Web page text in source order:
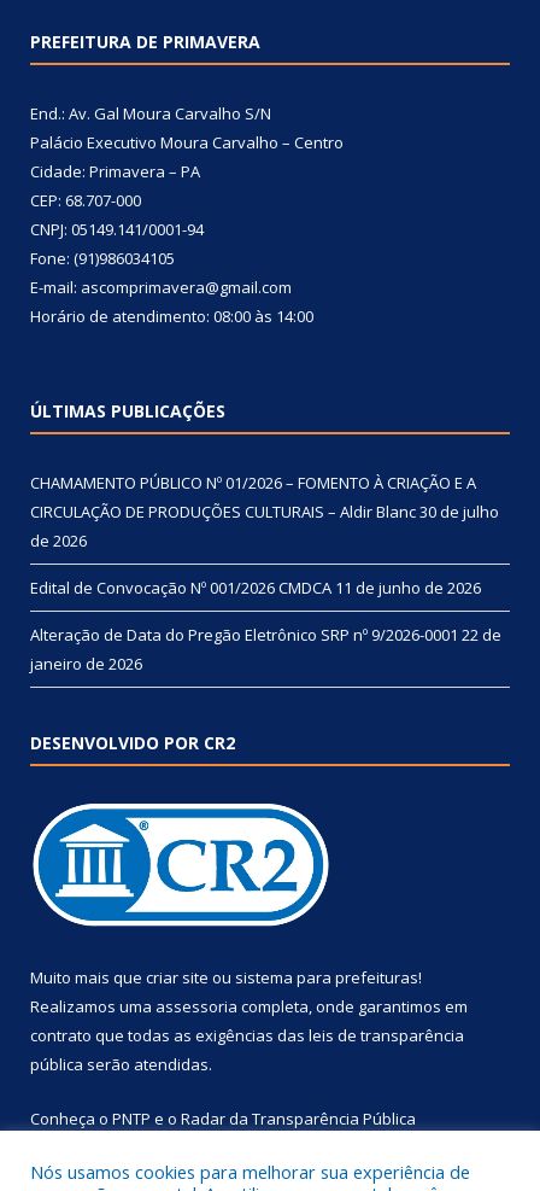
PREFEITURA DE PRIMAVERA
End.: Av. Gal Moura Carvalho S/N
Palácio Executivo Moura Carvalho – Centro
Cidade: Primavera – PA
CEP: 68.707-000
CNPJ: 05149.141/0001-94
Fone: (91)986034105
E-mail: ascomprimavera@gmail.com
Horário de atendimento: 08:00 às 14:00
ÚLTIMAS PUBLICAÇÕES
CHAMAMENTO PÚBLICO Nº 01/2026 – FOMENTO À CRIAÇÃO E A
CIRCULAÇÃO DE PRODUÇÕES CULTURAIS – Aldir Blanc30 de julho
de 2026
Edital de Convocação Nº 001/2026 CMDCA 11 de junho de 2026
Alteração de Data do Pregão Eletrônico SRP nº 9/2026-0001 22 de
janeiro de 2026
DESENVOLVIDO POR CR2
Muito mais que criar site ou sistema para prefeituras!
Realizamos uma assessoria completa, onde garantimos em
contrato que todas as exigências das leis de transparência
pública serão atendidas.
Conheça o PNTP e o Radar da Transparência Pública
Nós usamos cookies para melhorar sua experiência de